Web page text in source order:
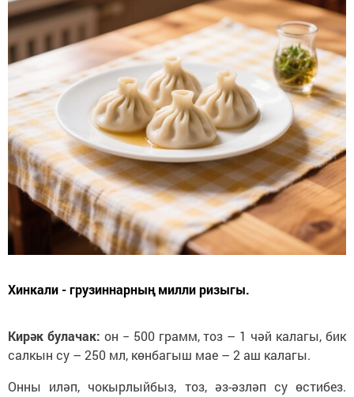
Хинкали - грузиннарның милли ризыгы.
Кирәк булачак: он − 500 грамм, тоз – 1 чәй калагы, бик
салкын су – 250 мл, көнбагыш мае – 2 аш калагы.
Онны иләп, чокырлыйбыз, тоз, әз-әзләп су өстибез.